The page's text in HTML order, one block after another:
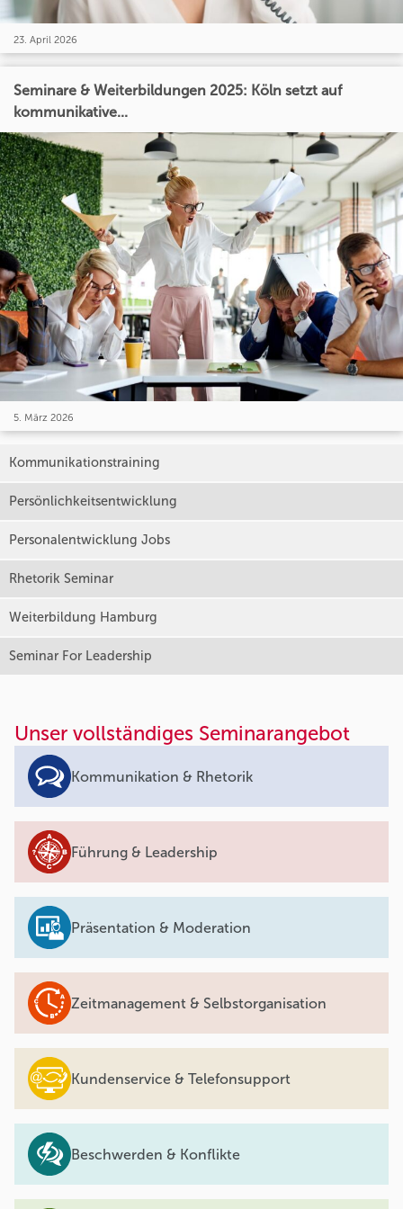
23. April 2026
Seminare & Weiterbildungen 2025: Köln setzt auf
kommunikative...
5. März 2026
Kommunikationstraining
Persönlichkeitsentwicklung
Personalentwicklung Jobs
Rhetorik Seminar
Weiterbildung Hamburg
Seminar For Leadership
Unser vollständiges Seminarangebot
Kommunikation & Rhetorik
Führung & Leadership
Präsentation & Moderation
Zeitmanagement & Selbstorganisation
Kundenservice & Telefonsupport
Beschwerden & Konflikte